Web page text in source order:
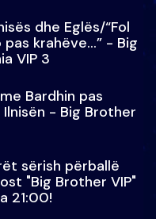
dhe Eglës/“Fol
pas krahëve…” - Big
VIP 3
Bardhin pas
- Big Brother
sërish përballë
"Big Brother VIP"
21:00!